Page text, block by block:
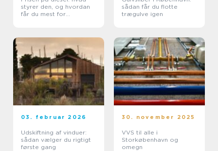
styrer den, og hvordan
får du mest for
sådan får du flotte
trægulve igen
03. februar 2026
Udskiftning af vinduer:
sådan vælger du rigtigt
første gang
30. november 2025
VVS til alle i
Storkøbenhavn og
omegn